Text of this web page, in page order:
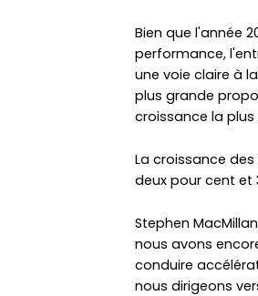
Bien que l'année
performance,
une voie claire à
plus grande
croissance la plus
La croissance
deux pour cent et
Stephen
nous avons
conduire
nous dirigeons